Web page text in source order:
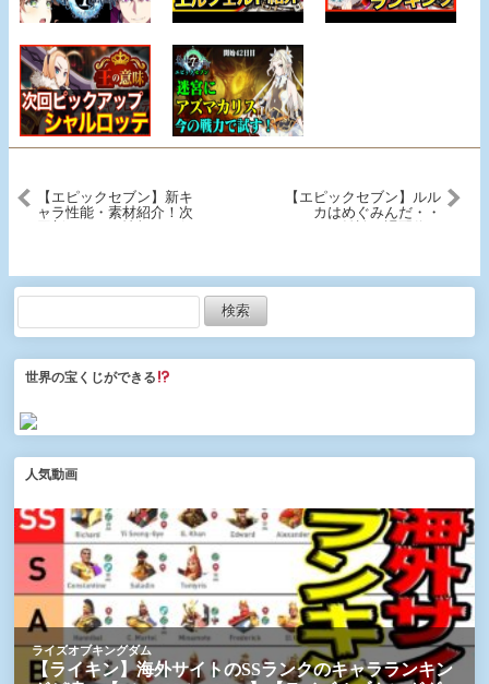
【エピックセブン】新キ
ャラ性能・素材紹介！次
【エピックセブン】ルル
カはめぐみんだ・・
世界の宝くじができる
人気動画